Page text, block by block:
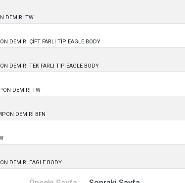
DEMİRİ TW
DEMİRİ ÇİFT FARLI TİP EAGLE BODY
DEMİRİ TEK FARLI TİP EAGLE BODY
DEMİRİ TW
DEMİRİ BFN
DEMİRİ EAGLE BODY